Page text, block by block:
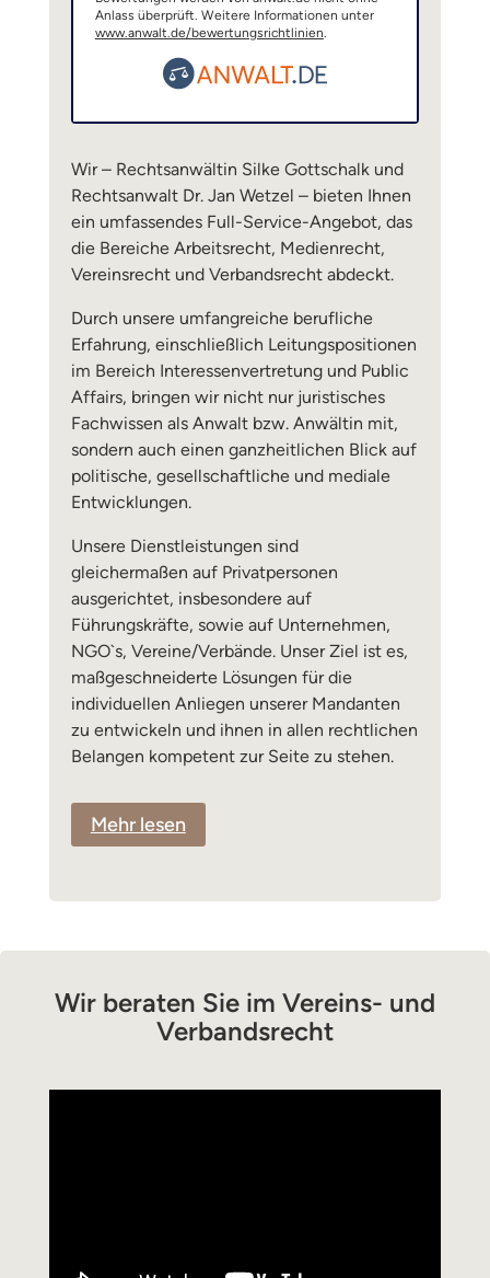
Anlass überprüft. Weitere Informationen unter
www.anwalt.de/bewertungsrichtlinien
Wir – Rechtsanwältin Silke Gottschalk und
Rechtsanwalt Dr. Jan Wetzel – bieten Ihnen
ein umfassendes Full-Service-Angebot, das
die Bereiche Arbeitsrecht, Medienrecht,
Vereinsrecht und Verbandsrecht abdeckt.
Durch unsere umfangreiche berufliche
Erfahrung, einschließlich Leitungspositionen
im Bereich Interessenvertretung und Public
Affairs, bringen wir nicht nur juristisches
Fachwissen als Anwalt bzw. Anwältin mit,
sondern auch einen ganzheitlichen Blick auf
politische, gesellschaftliche und mediale
Entwicklungen.
Unsere Dienstleistungen sind
gleichermaßen auf Privatpersonen
ausgerichtet, insbesondere auf
Führungskräfte, sowie auf Unternehmen,
NGO`s, Vereine/Verbände. Unser Ziel ist es,
maßgeschneiderte Lösungen für die
individuellen Anliegen unserer Mandanten
zu entwickeln und ihnen in allen rechtlichen
Belangen kompetent zur Seite zu stehen.
Mehr lesen
Wir beraten Sie im Vereins- und
Verbandsrecht